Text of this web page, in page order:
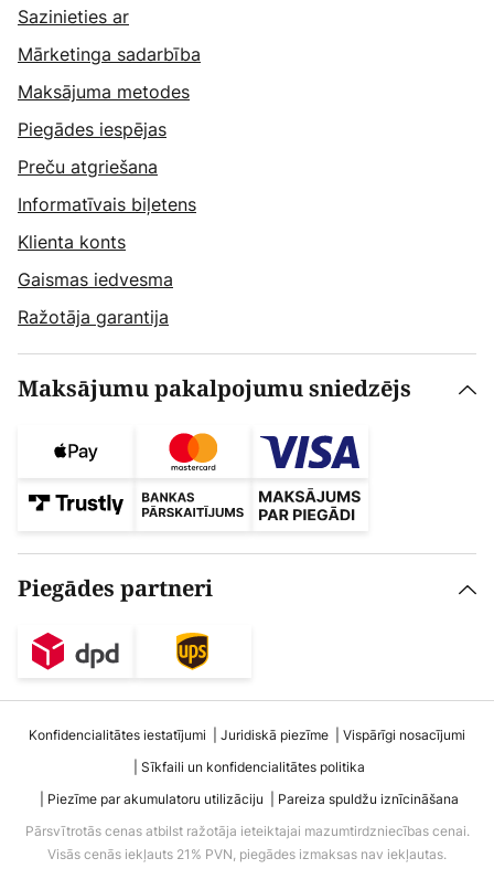
Sazinieties ar
Mārketinga sadarbība
Maksājuma metodes
Piegādes iespējas
Preču atgriešana
Informatīvais biļetens
Klienta konts
Gaismas iedvesma
Ražotāja garantija
Maksājumu pakalpojumu sniedzējs
Piegādes partneri
Konfidencialitātes iestatījumi Juridiskā piezīme
Vispārīgi nosacījumi
Sīkfaili un konfidencialitātes politika
Piezīme par akumulatoru utilizāciju
Pareiza spuldžu iznīcināšana
Pārsvītrotās cenas atbilst ražotāja ieteiktajai mazumtirdzniecības cenai.
Visās cenās iekļauts 21% PVN, piegādes izmaksas nav iekļautas.